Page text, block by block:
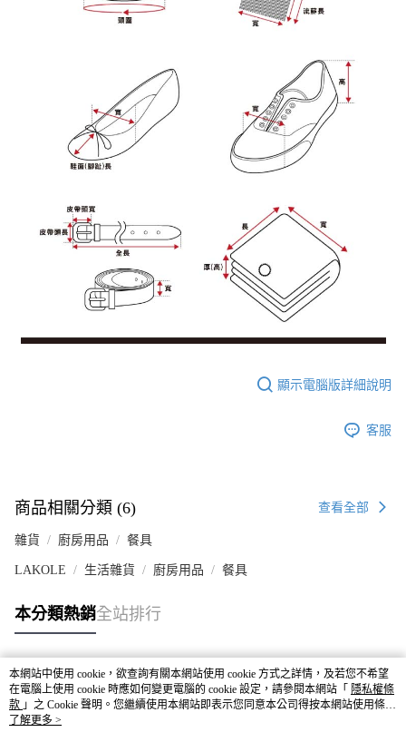
顯示電腦版詳細說明
客服
商品相關分類 (6) 查看全部
雜貨 廚房用品 餐具
LAKOLE 生活雜貨 廚房用品 餐具
本分類熱銷全站排行
熱門標籤
本網站中使用 cookie，欲查詢有關本網站使用 cookie 方式之詳情，及若您不希望
在電腦上使用 cookie 時應如何變更電腦的 cookie 設定，請參閱本網站「 隱私權條
款 」之 Cookie 聲明。您繼續使用本網站即表示您同意本公司得按本網站使用條款
之 Cookie 聲明使用 cookie。
了解更多 >